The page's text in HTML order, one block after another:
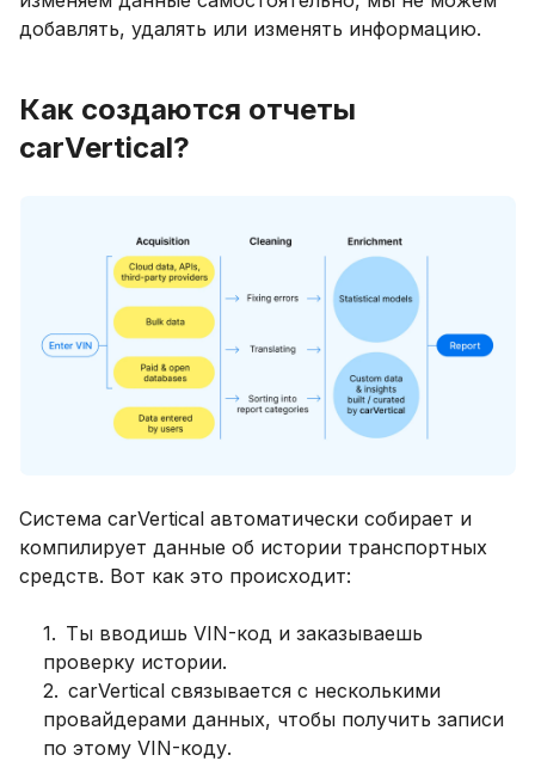
добавлять, удалять или изменять информацию.
Как создаются отчеты
carVertical?
Система carVertical автоматически собирает и
компилирует данные об истории транспортных
средств. Вот как это происходит:
1. Ты вводишь VIN-код и заказываешь
проверку истории.
2. carVertical связывается с несколькими
провайдерами данных, чтобы получить записи
по этому VIN-коду.